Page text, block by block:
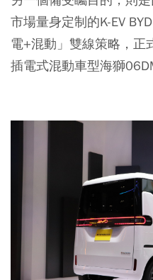
市場量身定制的K-EV
電+混動」雙線策略，正
插電式混動車型海獅